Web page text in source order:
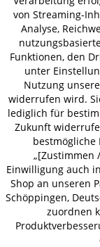
von Streaming-
Analyse,
Funktionen, den
unter
Nutzung
widerrufen wird.
lediglich für
Zukunft
„[Zustimmen
Einwilligung auch
Shop an unseren
Schöppingen,
zuordnen